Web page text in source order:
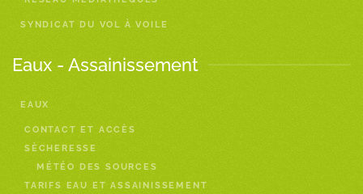
SYNDICAT DU VOL À VOILE
Eaux - Assainissement
EAUX
CONTACT ET ACCÈS
SÈCHERESSE
MÉTÉO DES SOURCES
TARIFS EAU ET ASSAINISSEMENT